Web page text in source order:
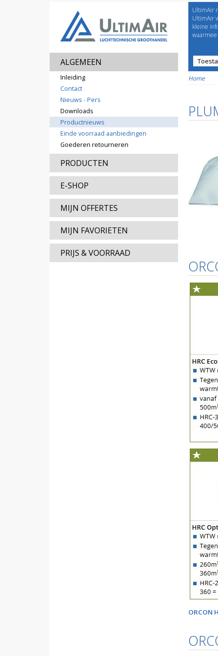
ALGEMEEN
Inleiding
Contact
Nieuws - Pers
Downloads
Productnieuws
Einde voorraad aanbiedingen
Goederen retourneren
PRODUCTEN
E-SHOP
MIJN OFFERTES
MIJN FAVORIETEN
PRIJS & VOORRAAD
UltimAir
UltimAir
kleine
Home
ORCON